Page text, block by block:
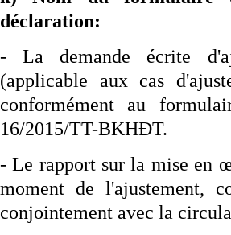
déclaration:
- La demande écrite
(applicable aux cas
conformément au
16/2015/TT-BKHĐT.
- Le rapport sur la mise en
moment de l'ajustement,
conjointement avec la